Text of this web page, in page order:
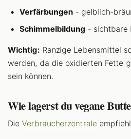
Verfärbungen - gelblich-
Schimmelbildung - sichtbare
Wichtig: Ranzige Lebensmittel
werden, da die oxidierten Fette
sein können.
Wie lagerst du vegane
DieVerbraucherzentrale